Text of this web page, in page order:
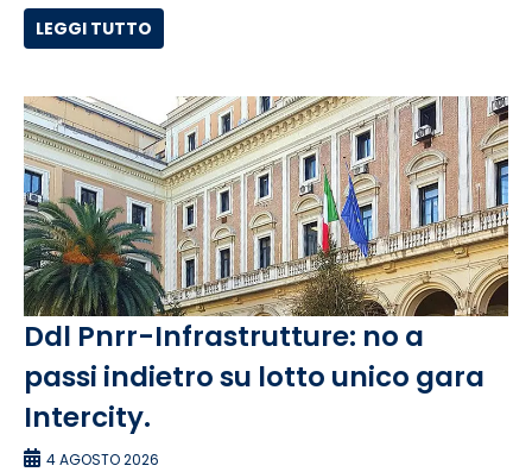
LEGGI TUTTO
Ddl Pnrr-Infrastrutture: no a
passi indietro su lotto unico gara
Intercity.
4 AGOSTO 2026